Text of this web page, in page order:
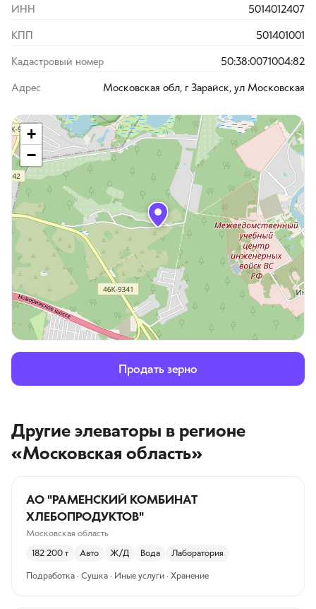
ИНН 5014012407
КПП 501401001
Кадастровый номер 50:38:0071004:82
Адрес Московская обл, г Зарайск, ул Московская
+
−
Продать зерно
Другие элеваторы в регионе
«Московская область»
АО "РАМЕНСКИЙ КОМБИНАТ
ХЛЕБОПРОДУКТОВ"
Московская область
182 200 т Авто Ж/Д Вода Лаборатория
Подработка · Сушка · Иные услуги · Хранение